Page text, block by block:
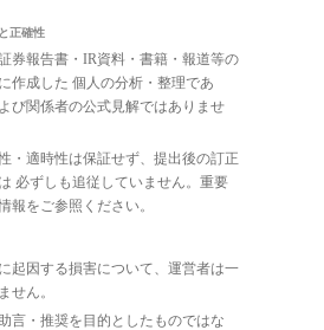
正確性
券報告書・IR資料・書籍・報道等の
作成した 個人の分析・整理であ
び関係者の公式見解ではありませ
・適時性は保証せず、提出後の訂正
必ずしも追従していません。重要
報をご参照ください。
起因する損害について、運営者は一
せん。
言・推奨を目的としたものではな